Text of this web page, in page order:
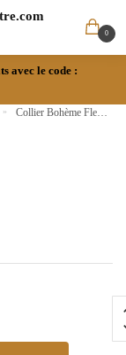
0
avec le code :
» Collier Bohème Fleur Dorée